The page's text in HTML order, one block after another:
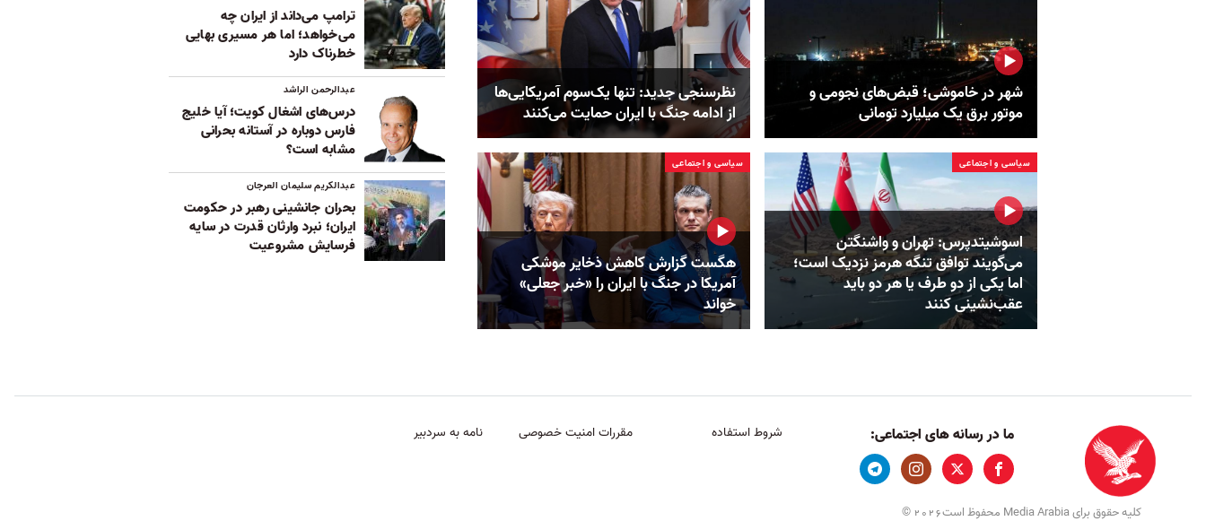
شهر در خاموشی؛ قبض‌های نجومی و
موتور برق یک میلیارد تومانی
نظرسنجی جدید: تنها یک‌سوم آمریکایی‌ها
از ادامه جنگ با ایران حمایت می‌کنند
سیاسی و اجتماعی
اسوشیتدپرس: تهران و واشنگتن
می‌گویند توافق تنگه هرمز نزدیک است؛
اما یکی از دو طرف یا هر دو باید
عقب‌نشینی کنند
سیاسی و اجتماعی
هگست گزارش کاهش ذخایر موشکی
آمریکا در جنگ با ایران را «خبر جعلی»
خواند
ترامپ می‌داند از ایران چه
می‌خواهد؛ اما هر مسیری بهایی
خطرناک دارد
عبدالرحمن الراشد
درس‌های اشغال کویت؛ آیا خلیج
فارس دوباره در آستانه بحرانی
مشابه است؟
عبدالکریم سلیمان العرجان
بحران جانشینی رهبر در حکومت
ایران؛ نبرد وارثان قدرت در سایه
فرسایش مشروعیت
ما در رسانه های اجتماعی: شروط استفاده مقررات امنیت خصوصی نامه به سردبیر
کلیه حقوق برای Media Arabia محفوظ است 2026
©